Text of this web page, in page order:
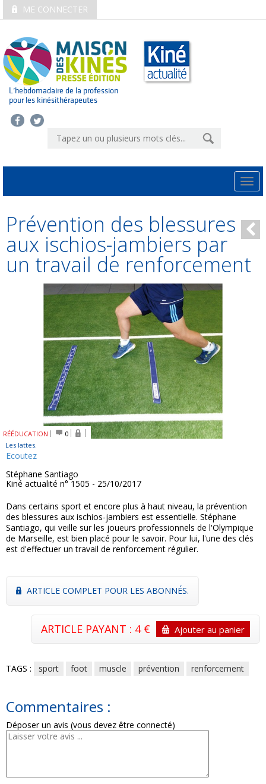
ME CONNECTER
L’hebdomadaire de la profession
pour les kinésithérapeutes
Prévention des blessures
aux ischios-jambiers par
un travail de renforcement
RÉÉDUCATION
0
Les lattes.
Ecoutez
Stéphane Santiago
Kiné actualité n° 1505 - 25/10/2017
Dans certains sport et encore plus à haut niveau, la prévention
des blessures aux ischios-jambiers est essentielle. Stéphane
Santiago, qui veille sur les joueurs professionnels de l'Olympique
de Marseille, est bien placé pour le savoir. Pour lui, l'une des clés
est d'effectuer un travail de renforcement régulier.
ARTICLE COMPLET POUR LES ABONNÉS.
ARTICLE PAYANT : 4 € Ajouter au panier
TAGS : sport foot muscle prévention renforcement
Commentaires :
Déposer un avis (vous devez être connecté)